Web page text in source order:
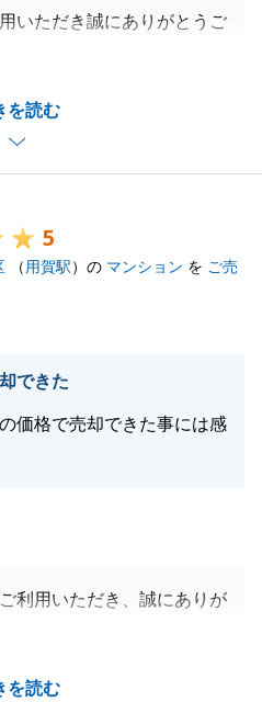
を読む
いただき誠にありがとうご
光栄でございます。
に関するご報告やご説明に
ご連絡させて頂きました
が出来ました。
こと等ございましたら、お
し上げます。
じる
5
（ 用賀駅）の マンション を ご売
できた
価格で売却できた事には感
を読む
利用いただき、誠にありが
断をいただきましたお陰